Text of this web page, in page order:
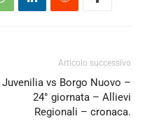
Articolo successivo
Juvenilia vs Borgo Nuovo –
24° giornata – Allievi
Regionali – cronaca.